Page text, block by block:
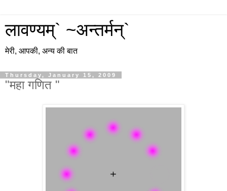
लावण्यम्` ~अन्तर्मन्`
मेरी, आपकी, अन्य की बात
Thursday, January 15, 2009
"महा गणित "